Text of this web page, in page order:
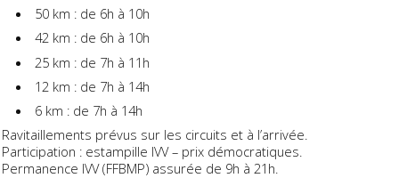
50 km : de 6h à 10h
42 km : de 6h à 10h
25 km : de 7h à 11h
12 km : de 7h à 14h
6 km : de 7h à 14h
Ravitaillements prévus sur les circuits et à l’arrivée.
Participation : estampille IVV – prix démocratiques.
Permanence IVV (FFBMP) assurée de 9h à 21h.